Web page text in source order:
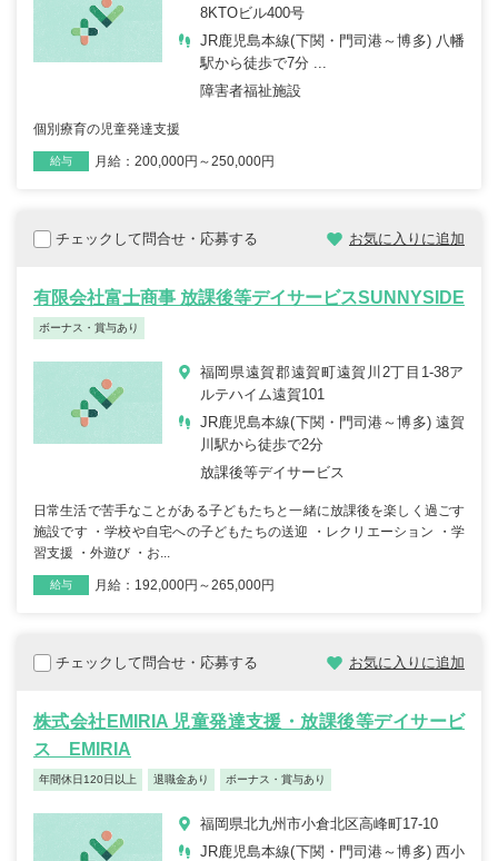
8KTOビル400号
JR鹿児島本線(下関・門司港～博多) 八幡
駅から徒歩で7分 ...
障害者福祉施設
個別療育の児童発達支援
職種
雇用形態
給与 月給：200,000円～250,000円
チェックして問合せ・応募する お気に入りに追加
有限会社富士商事 放課後等デイサービスSUNNYSIDE
ボーナス・賞与あり
福岡県遠賀郡遠賀町遠賀川2丁目1-38ア
ルテハイム遠賀101
JR鹿児島本線(下関・門司港～博多) 遠賀
川駅から徒歩で2分
放課後等デイサービス
日常生活で苦手なことがある子どもたちと一緒に放課後を楽しく過ごす
施設です ・学校や自宅への子どもたちの送迎 ・レクリエーション ・学
習支援 ・外遊び ・お...
職種
雇用形態
給与 月給：192,000円～265,000円
チェックして問合せ・応募する お気に入りに追加
株式会社EMIRIA 児童発達支援・放課後等デイサービ
ス EMIRIA
年間休日120日以上 退職金あり ボーナス・賞与あり
福岡県北九州市小倉北区高峰町17-10
JR鹿児島本線(下関・門司港～博多) 西小